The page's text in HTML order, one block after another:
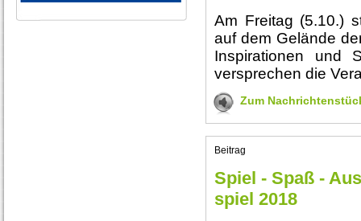
Am Freitag (5.10.)
auf dem Gelände
Inspirationen und
versprechen die
Zum
Beitrag
Spiel - Spaß -
spiel 2018